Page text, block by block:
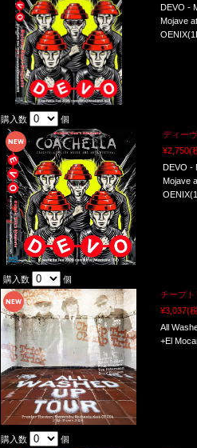
DEVO -
Mojave
購入数
個
ディー
¥2,750(
DEVO -
Mojave
購入数
個
チープ
¥3,037(
All
+El
購入数
個